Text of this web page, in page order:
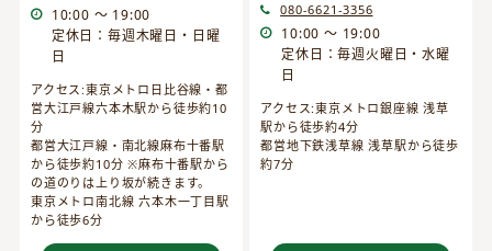
10:00 ～ 19:00
定休日：毎週木曜日・日曜
日
アクセス:東京メトロ日比谷線・都
営大江戸線六本木駅から徒歩約10
分
都営大江戸線・南北線麻布十番駅
から徒歩約10分 ※麻布十番駅から
の道のりは上り坂が続きます。
東京メトロ南北線 六本木一丁目駅
から徒歩6分
080-6621-3356
10:00 ～ 19:00
定休日：毎週火曜日・水曜
日
アクセス:東京メトロ銀座線 浅草
駅から徒歩約4分
都営地下鉄浅草線 浅草駅から徒歩
約7分